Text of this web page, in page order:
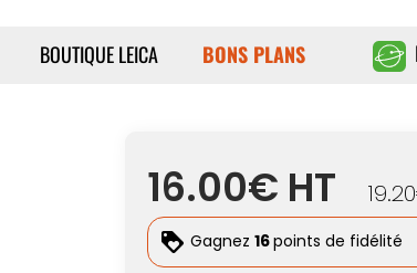
BOUTIQUE LEICA BONS PLANS
16.00€ HT
Gagnez 16points de fidélité